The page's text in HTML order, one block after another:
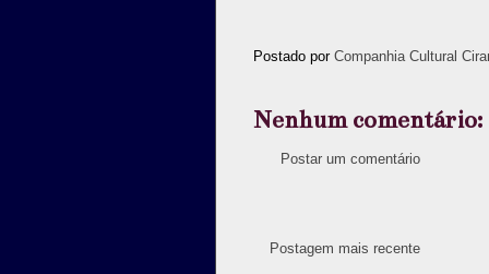
Postado por Companhia Cultural
Nenhum comentário:
Postar um comentário
Postagem mais recente